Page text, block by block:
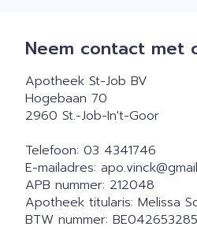
Neem contact met
Apotheek St-Job BV
Hogebaan 70
2960 St.-Job-In't-Goor
Telefoon: 03 4341746
E-mailadres: apo.vinck@
APB nummer: 212048
Apotheek titularis: Melissa
BTW nummer: